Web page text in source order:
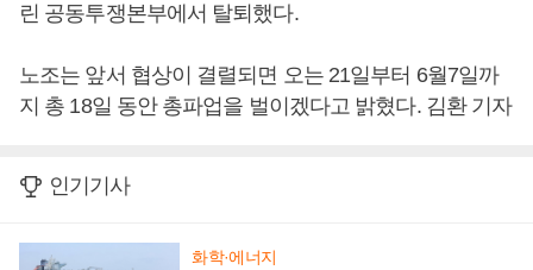
린 공동투쟁본부에서 탈퇴했다.
노조는 앞서 협상이 결렬되면 오는 21일부터 6월7일까
지 총 18일 동안 총파업을 벌이겠다고 밝혔다. 김환 기자
인기기사
화학·에너지